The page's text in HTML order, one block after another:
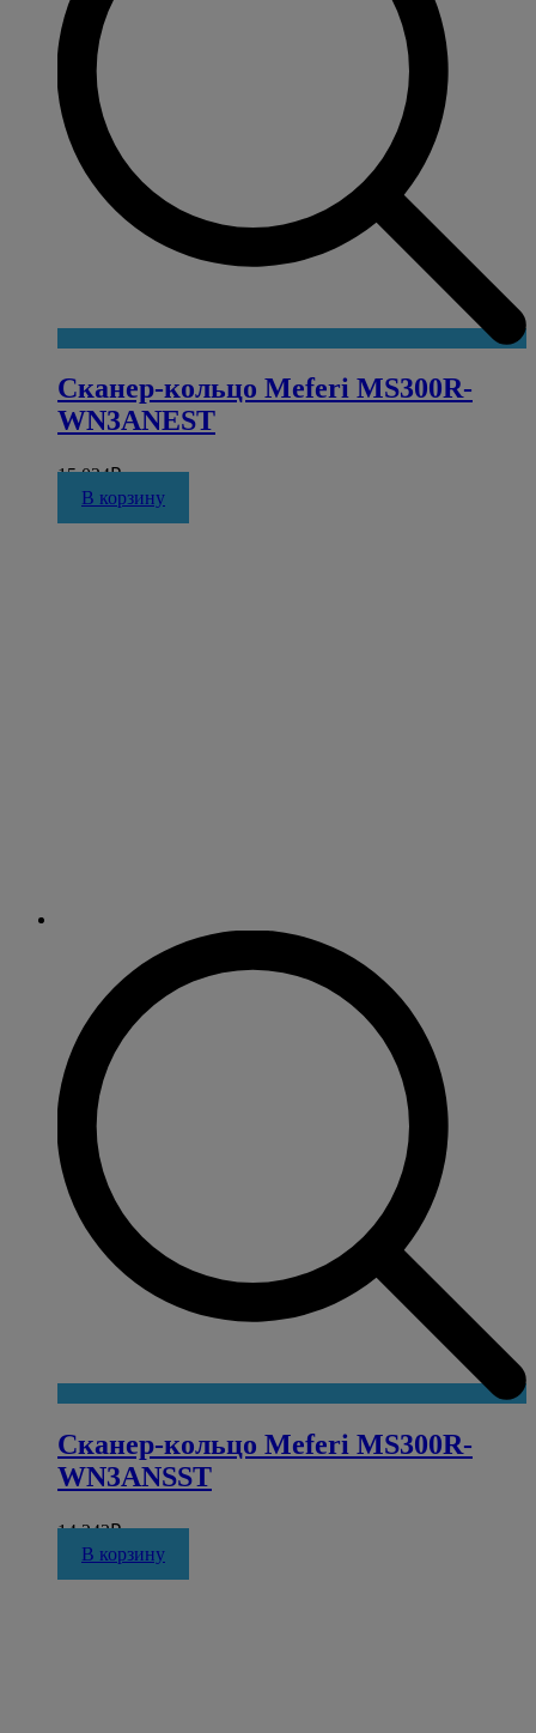
Сканер-кольцо Meferi MS300R-
WN3ANEST
15 024₽
В корзину
Сканер-кольцо Meferi MS300R-
WN3ANSST
14 243₽
В корзину